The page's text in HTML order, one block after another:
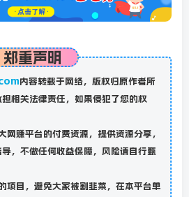
郑重声明
内容转载于网络，版权归原作者所
相关法律责任，如果侵犯了您的权
网赚平台的付费资源，提供资源分享，
，不做任何收益保障，风险请自行甄
项目，避免大家被割韭菜，在本平台单